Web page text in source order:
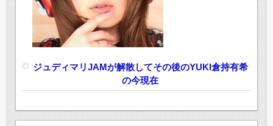
ジュディマリJAMが解散してその後のYUKI倉持有希
の今現在